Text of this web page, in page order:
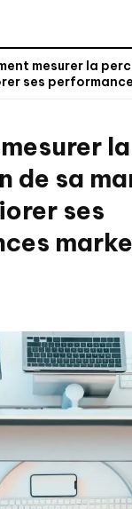
mesurer la
ses
la
de sa
ses